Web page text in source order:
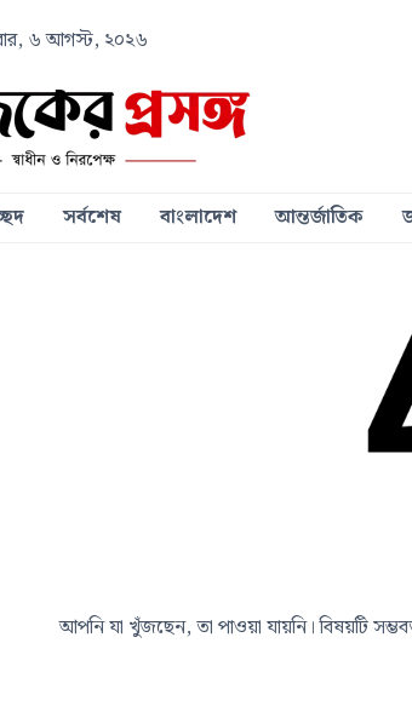
৬ আগস্ট, ২০২৬
সর্বশেষ বাংলাদেশ আন্তর্জাতিক
আপনি যা খুঁজছেন, তা পাওয়া যায়নি। বিষয়টি